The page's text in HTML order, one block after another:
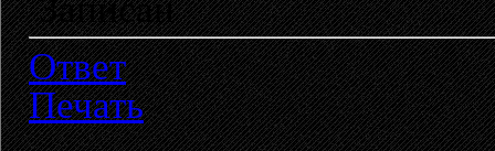
Записан
Ответ
Печать